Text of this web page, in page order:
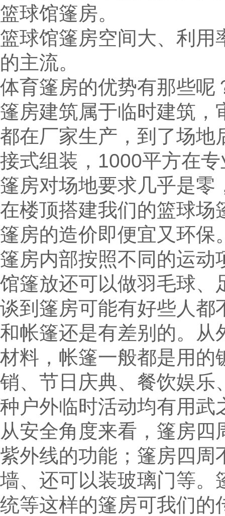
篮球馆篷房。
篮球馆篷房空间大、利用
的主流。
体育篷房的优势有那些呢
篷房建筑属于临时建筑，
都在厂家生产，到了场地
接式组装，1000平方在
篷房对场地要求几乎是零
在楼顶搭建我们的篮球场
篷房的造价即便宜又环保
篷房内部按照不同的运动
馆篷放还可以做羽毛球、
谈到篷房可能有好些人都
和帐篷还是有差别的。从
材料，帐篷一般都是用的
销、节日庆典、餐饮娱乐
种户外临时活动均有用武
从安全角度来看，篷房
紫外线的功能；篷房四
墙、还可以装玻璃门等。
统等这样的篷房可我们的